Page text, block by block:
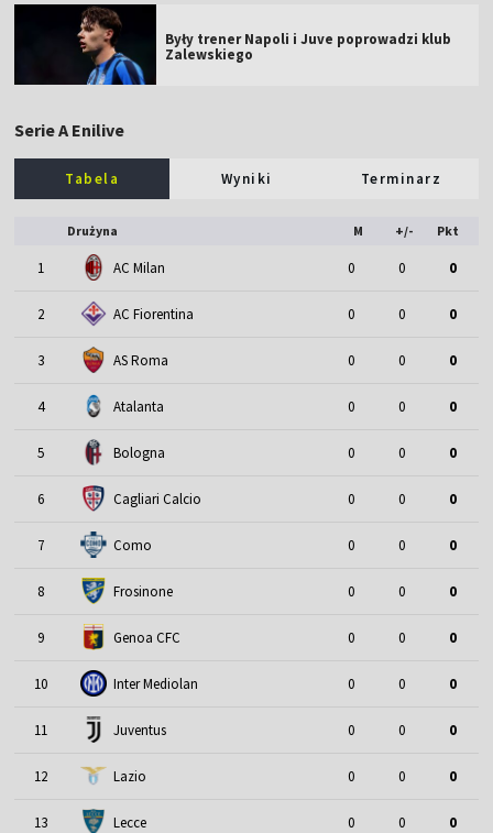
Były trener Napoli i Juve poprowadzi klub
Zalewskiego
Serie A Enilive
Tabela Wyniki Terminarz
Drużyna M +/- Pkt
1 AC Milan 0 0 0
2 AC Fiorentina 0 0 0
3 AS Roma 0 0 0
4 Atalanta 0 0 0
5 Bologna 0 0 0
6 Cagliari Calcio 0 0 0
7 Como 0 0 0
8 Frosinone 0 0 0
9 Genoa CFC 0 0 0
10 Inter Mediolan 0 0 0
11 Juventus 0 0 0
12 Lazio 0 0 0
13 Lecce 0 0 0